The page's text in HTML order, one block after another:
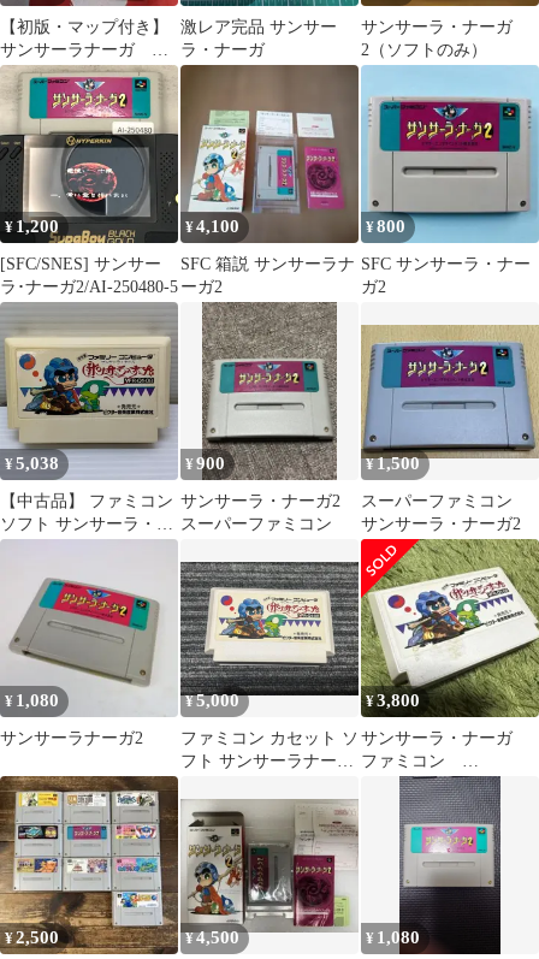
【初版・マップ付き】
サンサーラナーガ 必
勝攻略法 ファミコン
攻略本
激レア完品 サンサー
ラ・ナーガ
サンサーラ・ナーガ
2（ソフトのみ）
¥ 1,200
[SFC/SNES] サンサー
ラ･ナーガ2/AI-250480-5
¥4,100
SFC 箱説 サンサーラナ
ーガ2
¥800
SFC サンサーラ・ナー
ガ2
¥5,038
【中古品】 ファミコン
ソフト サンサーラ・ナ
ーガ FC 【023-251222-
¥900
サンサーラ・ナーガ2
スーパーファミコン
¥1,500
スーパーファミコン
サンサーラ・ナーガ2
¥ 1,080
サンサーラナーガ2
¥5,000
ファミコン カセット ソ
フト サンサーラナーガ
¥3,800
サンサーラ・ナーガ
ファミコン
FAMICOM FC
NINTENDO 任天堂
¥2,500 ¥4,500 ¥ 1,080